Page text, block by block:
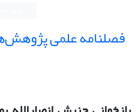
فصلنامه علمی